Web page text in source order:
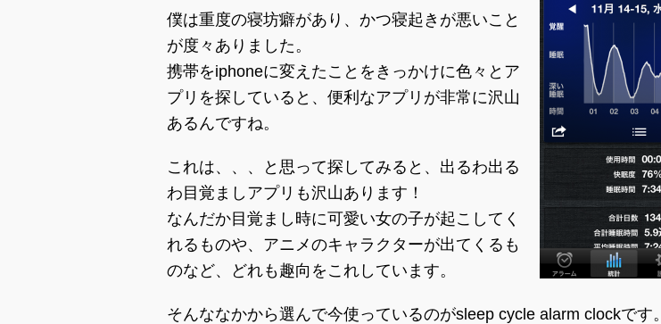
僕は重度の寝坊癖があり、かつ寝起きが悪いこと
が度々ありました。
携帯をiphoneに変えたことをきっかけに色々とア
プリを探していると、便利なアプリが非常に沢山
あるんですね。
これは、、、と思って探してみると、出るわ出る
わ目覚ましアプリも沢山あります！
なんだか目覚まし時に可愛い女の子が起こしてく
れるものや、アニメのキャラクターが出てくるも
のなど、どれも趣向をこれしています。
そんななかから選んで今使っているのがsleep cycle alarm clockです。